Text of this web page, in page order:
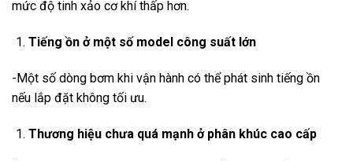
mức độ tinh xảo cơ khí thấp hơn.
Tiếng ồn ở một số model công suất lớn
-Một số dòng bơm khi vận hành có thể phát sinh tiếng ồn
nếu lắp đặt không tối ưu.
Thương hiệu chưa quá mạnh ở phân khúc cao cấp